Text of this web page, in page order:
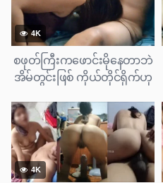
4K
စဖုတ်ကြီးကဖောင်းမိုနေတာဘဲ
အိမ်တွင်းဖြစ် ကိုယ်တိုင်ရိုက်ဟု
4K